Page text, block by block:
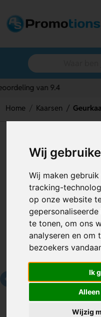
Wij
Wij maken
tracking-
op onze website
te tonen, om ons
analyseren en om
bezoekers
Ik
Wijzig
Home Kaarsen
Artikelnummer:119920